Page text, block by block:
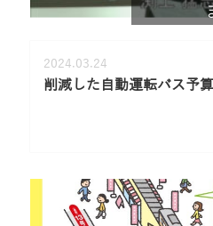
2024.03.24
削減した自動運転バス予算